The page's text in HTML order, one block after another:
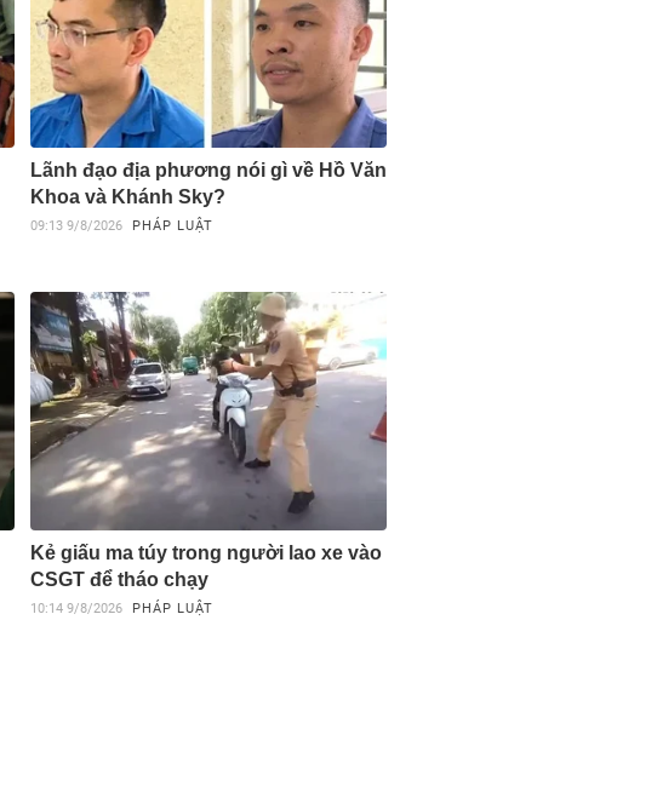
Lãnh đạo địa phương nói gì về Hồ Văn
Khoa và Khánh Sky?
09:13 9/8/2026 PHÁP LUẬT
Kẻ giấu ma túy trong người lao xe vào
CSGT để tháo chạy
10:14 9/8/2026 PHÁP LUẬT